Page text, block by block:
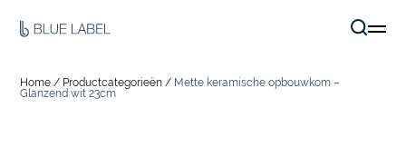
Home / Productcategorieën / Mette keramische opbouwkom –
Glanzend wit 23cm